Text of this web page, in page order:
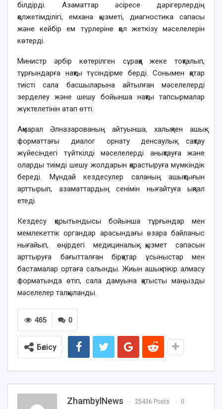
білдірді. Азаматтар әсіресе дәрігерлердің
қолжетімділігі, емхана қызметі, диагностика сапасы
және кейбір ем түрлеріне қол жеткізу мәселелерін
көтерді.
Министр әрбір көтерілген сұраққа жеке тоқталып,
тұрғындарға нақты түсіндірме берді. Сонымен қатар
тиісті сала басшыларына айтылған мәселелерді
зерделеу және шешу бойынша нақты тапсырмалар
жүктелетінін атап өтті.
Ақмарал Әлназарованың айтуынша, халықпен ашық
форматтағы диалог орнату денсаулық сақтау
жүйесіндегі түйткілді мәселелерді анықтауға және
оларды тиімді шешу жолдарын қарастыруға мүмкіндік
береді. Мұндай кездесулер саланың ашықтығын
арттырып, азаматтардың сенімін нығайтуға ықпал
етеді.
Кездесу қорытындысы бойынша тұрғындар мен
мемлекеттік органдар арасындағы өзара байланыс
нығайып, өңірдегі медициналық қызмет сапасын
арттыруға бағытталған бірқатар ұсыныстар мен
бастамалар ортаға салынды. Жиын ашық пікір алмасу
форматында өтіп, сала дамуына қатысты маңызды
мәселелер талқыланды.
0
465
Бөлісу
ZhambylNews 25436 Posts 0